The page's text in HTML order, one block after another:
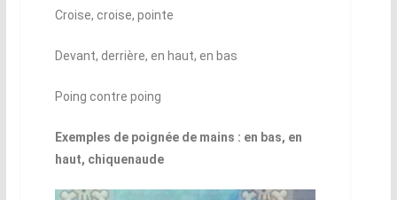
Croise, croise, pointe
Devant, derrière, en haut, en bas
Poing contre poing
Exemples de poignée de mains : en bas, en
haut, chiquenaude